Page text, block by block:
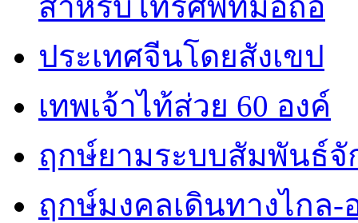
ประเทศจีนโดยสังเขป
เทพเจ้าไท้ส่วย 60 องค์
ฤกษ์ยามระบบสัมพันธ์จั
ฤกษ์มงคลเดินทางไกล-